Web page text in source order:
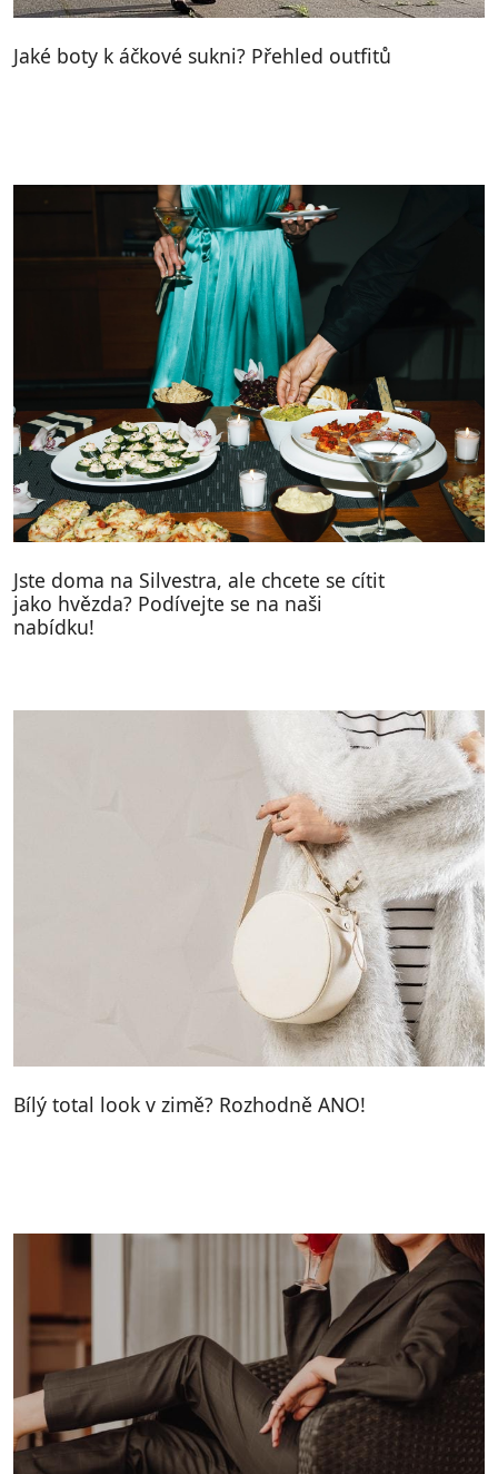
Jaké boty k áčkové sukni? Přehled outfitů
Jste doma na Silvestra, ale chcete se cítit
jako hvězda? Podívejte se na naši
nabídku!
Bílý total look v zimě? Rozhodně ANO!